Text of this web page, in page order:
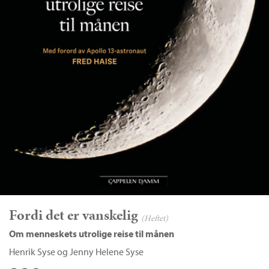
Fordi det er vanskelig (Heftet)
Om menneskets utrolige reise til månen
Henrik Syseog Jenny Helene Syse